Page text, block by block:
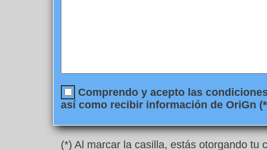
Comprendo y acepto las
así como recibir información de OriGn
(*) Al marcar la casilla, estás otorgando tu